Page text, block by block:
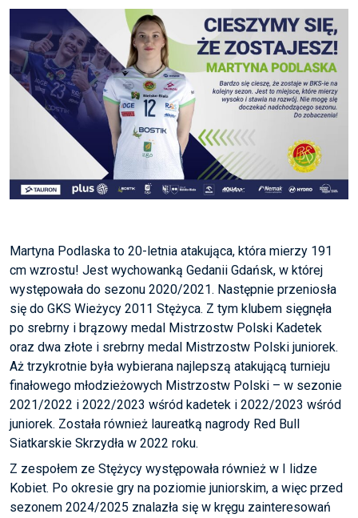
Martyna Podlaska to 20-letnia atakująca, która mierzy 191
cm wzrostu! Jest wychowanką Gedanii Gdańsk, w której
występowała do sezonu 2020/2021. Następnie przeniosła
się do GKS Wieżycy 2011 Stężyca. Z tym klubem sięgnęła
po srebrny i brązowy medal Mistrzostw Polski Kadetek
oraz dwa złote i srebrny medal Mistrzostw Polski juniorek.
Aż trzykrotnie była wybierana najlepszą atakującą turnieju
finałowego młodzieżowych Mistrzostw Polski – w sezonie
2021/2022 i 2022/2023 wśród kadetek i 2022/2023 wśród
juniorek. Została również laureatką nagrody Red Bull
Siatkarskie Skrzydła w 2022 roku.
Z zespołem ze Stężycy występowała również w I lidze
Kobiet. Po okresie gry na poziomie juniorskim, a więc przed
sezonem 2024/2025 znalazła się w kręgu zainteresowań